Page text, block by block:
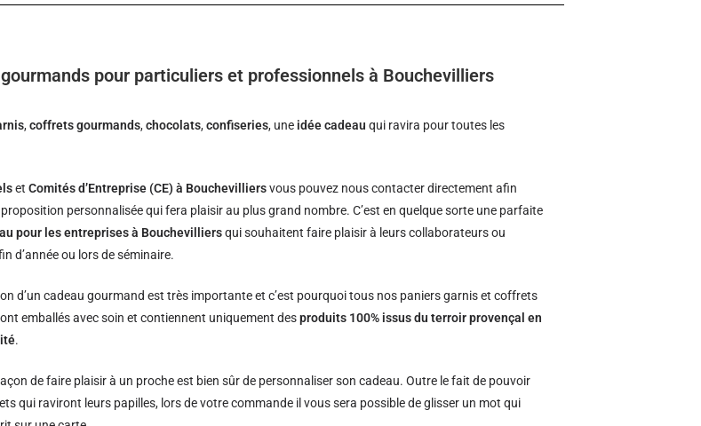
pour particuliers et professionnels à Bouchevilliers
,coffrets gourmands,chocolats,confiseries, une idée cadeau qui ravira pour toutes les
etComités d’Entreprise (CE) à Bouchevilliersvous pouvez nous contacter directement afin
proposition personnalisée qui fera plaisir au plus grand nombre. C’est en quelque sorte une parfaite
pour les entreprises à Bouchevilliersqui souhaitent faire plaisir à leurs collaborateurs ou
d’année ou lors de séminaire.
d’un cadeau gourmand est très importante et c’est pourquoi tous nos paniers garnis et coffrets
emballés avec soin et contiennent uniquement desproduits 100% issus du terroir provençal en
.
de faire plaisir à un proche est bien sûr de personnaliser son cadeau. Outre le fait de pouvoir
qui raviront leurs papilles, lors de votre commande il vous sera possible de glisser un mot qui